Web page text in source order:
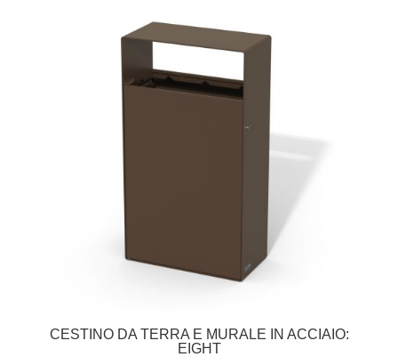
CESTINO DA TERRA E MURALE IN ACCIAIO:
EIGHT